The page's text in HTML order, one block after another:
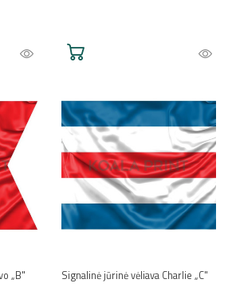
„B" Signalinė jūrinė vėliava Charlie „C"